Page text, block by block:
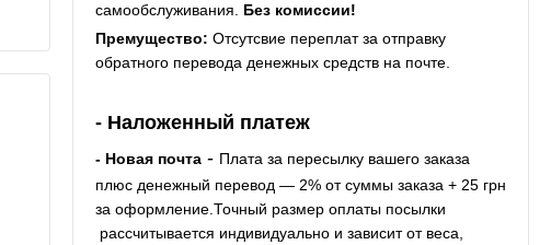
самообслуживания. Без комиссии!
Премущество: Отсутсвие переплат за отправку
обратного перевода денежных средств на почте.
- Наложенный платеж
- Новая почта- Плата за пересылку вашего заказа
плюс денежный перевод — 2% от суммы заказа + 25 грн
за оформление.Точный размер оплаты посылки
рассчитывается индивидуально и зависит от веса,